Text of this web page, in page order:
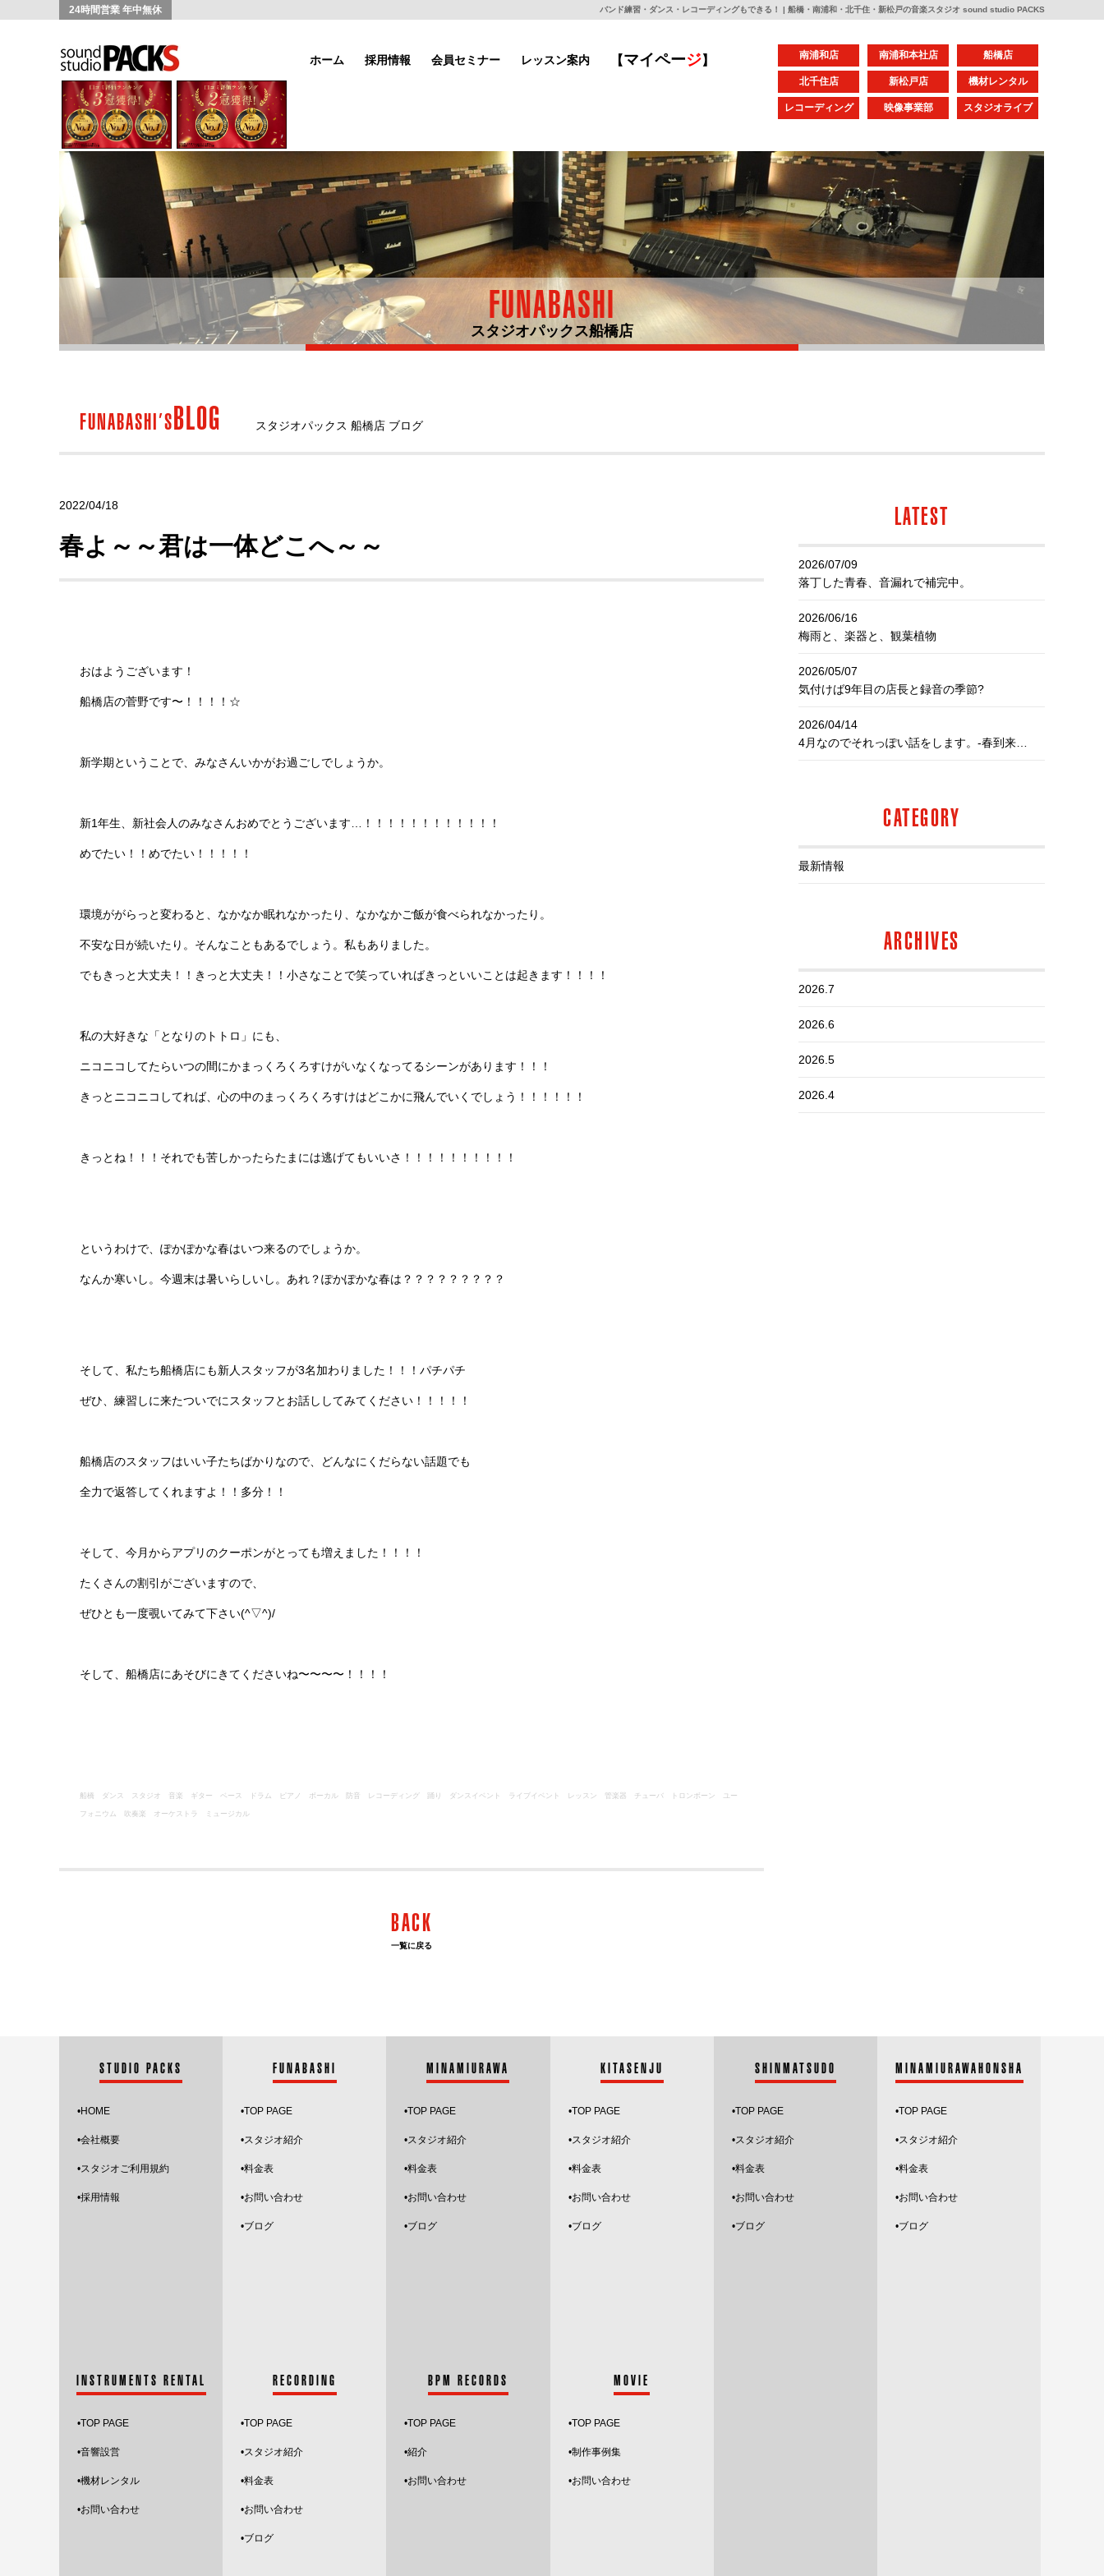
バンド練習・ダンス・レコーディングもできる！ | 船橋・南浦和・北千住・新松戸の音楽スタジオ sound studio PACKS
24時間営業 年中無休
ホーム 採用情報 会員セミナー レッスン案内 【マイページ】 南浦和店 南浦和本社店 船橋店
北千住店 新松戸店 機材レンタル
レコーディング 映像事業部 スタジオライブ
FUNABASHI
スタジオパックス船橋店
FUNABASHI’SBLOG スタジオパックス 船橋店 ブログ
2022/04/18
春よ～～君は一体どこへ～～
おはようございます！
船橋店の菅野です〜！！！！☆
新学期ということで、みなさんいかがお過ごしでしょうか。
新1年生、新社会人のみなさんおめでとうございます…！！！！！！！！！！！！
めでたい！！めでたい！！！！！
環境ががらっと変わると、なかなか眠れなかったり、なかなかご飯が食べられなかったり。
不安な日が続いたり。そんなこともあるでしょう。私もありました。
でもきっと大丈夫！！きっと大丈夫！！小さなことで笑っていればきっといいことは起きます！！！！
私の大好きな「となりのトトロ」にも、
ニコニコしてたらいつの間にかまっくろくろすけがいなくなってるシーンがあります！！！
きっとニコニコしてれば、心の中のまっくろくろすけはどこかに飛んでいくでしょう！！！！！！
きっとね！！！それでも苦しかったらたまには逃げてもいいさ！！！！！！！！！！
というわけで、ぽかぽかな春はいつ来るのでしょうか。
なんか寒いし。今週末は暑いらしいし。あれ？ぽかぽかな春は？？？？？？？？？
そして、私たち船橋店にも新人スタッフが3名加わりました！！！パチパチ
ぜひ、練習しに来たついでにスタッフとお話ししてみてください！！！！！
船橋店のスタッフはいい子たちばかりなので、どんなにくだらない話題でも
全力で返答してくれますよ！！多分！！
そして、今月からアプリのクーポンがとっても増えました！！！！
たくさんの割引がございますので、
ぜひとも一度覗いてみて下さい(^▽^)/
そして、船橋店にあそびにきてくださいね〜〜〜〜！！！！
船橋 ダンス スタジオ 音楽 ギター ベース ドラム ピアノ ボーカル 防音 レコーディング 踊り ダンスイベント ライブイベント レッスン 管楽器 チューバ トロンボーン ユー
フォニウム 吹奏楽 オーケストラ ミュージカル
BACK
一覧に戻る
LATEST
2026/07/09
落丁した青春、音漏れで補完中。
2026/06/16
梅雨と、楽器と、観葉植物
2026/05/07
気付けば9年目の店長と録音の季節?
2026/04/14
CATEGORY
最新情報
ARCHIVES
2026.7
2026.6
2026.5
2026.4
2023.12
STUDIO PACKS
•HOME
•会社概要
•スタジオご利用規約
•採用情報
FUNABASHI
•TOP PAGE
•スタジオ紹介
•料金表
•お問い合わせ
•ブログ
MINAMIURAWA
•TOP PAGE
•スタジオ紹介
•料金表
•お問い合わせ
•ブログ
KITASENJU
•TOP PAGE
•スタジオ紹介
•料金表
•お問い合わせ
•ブログ
SHINMATSUDO
•TOP PAGE
•スタジオ紹介
•料金表
•お問い合わせ
•ブログ
MINAMIURAWAHONSHA
•TOP PAGE
•スタジオ紹介
•料金表
•お問い合わせ
•ブログ
INSTRUMENTS RENTAL
•TOP PAGE
•音響設営
•機材レンタル
•お問い合わせ
RECORDING
•TOP PAGE
•スタジオ紹介
•料金表
•お問い合わせ
•ブログ
BPM RECORDS
•TOP PAGE
•紹介
•お問い合わせ
MOVIE
•TOP PAGE
•制作事例集
•お問い合わせ